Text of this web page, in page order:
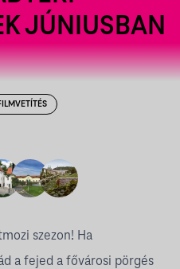
JÚNIUSBAN
szezon! Ha
a fejed a fővárosi pörgés